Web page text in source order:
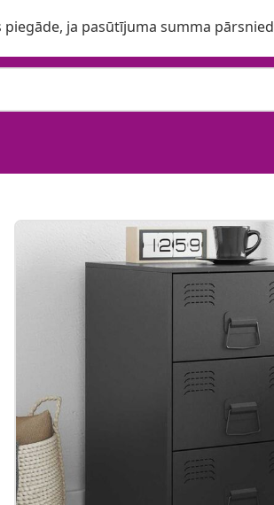
piegāde, ja pasūtījuma summa